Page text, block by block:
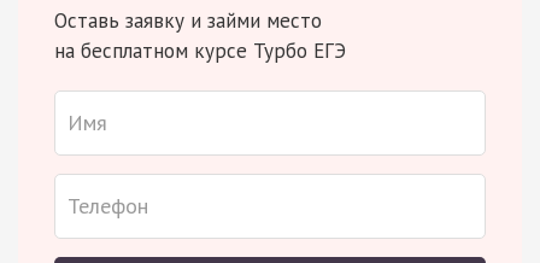
Оставь заявку и займи место
на бесплатном курсе Турбо ЕГЭ